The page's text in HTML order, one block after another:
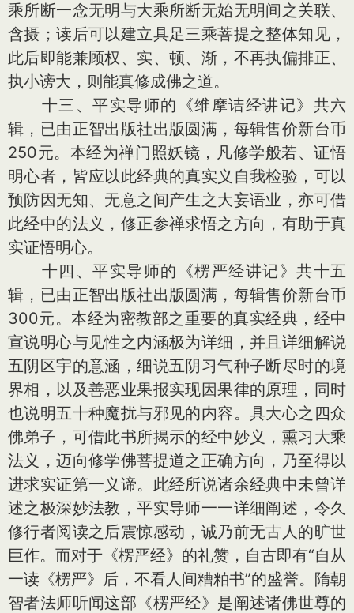
乘所断一念无明与大乘所断无始无明间之关联、
含摄；读后可以建立具足三乘菩提之整体知见，
此后即能兼顾权、实、顿、渐，不再执偏排正、
执小谤大，则能真修成佛之道。
十三、平实导师的《维摩诘经讲记》共六
辑，已由正智出版社出版圆满，每辑售价新台币
250元。本经为禅门照妖镜，凡修学般若、证悟
明心者，皆应以此经典的真实义自我检验，可以
预防因无知、无意之间产生之大妄语业，亦可借
此经中的法义，修正参禅求悟之方向，有助于真
实证悟明心。
十四、平实导师的《楞严经讲记》共十五
辑，已由正智出版社出版圆满，每辑售价新台币
300元。本经为密教部之重要的真实经典，经中
宣说明心与见性之内涵极为详细，并且详细解说
五阴区宇的意涵，细说五阴习气种子断尽时的境
界相，以及善恶业果报实现因果律的原理，同时
也说明五十种魔扰与邪见的内容。具大心之四众
佛弟子，可借此书所揭示的经中妙义，熏习大乘
法义，迈向修学佛菩提道之正确方向，乃至得以
进求实证第一义谛。此经所说诸余经典中未曾详
述之极深妙法教，平实导师一一详细阐述，令久
修行者阅读之后震惊感动，诚乃前无古人的旷世
巨作。而对于《楞严经》的礼赞，自古即有“自从
一读《楞严》后，不看人间糟粕书”的盛誉。隋朝
智者法师听闻这部《楞严经》是阐述诸佛世尊的